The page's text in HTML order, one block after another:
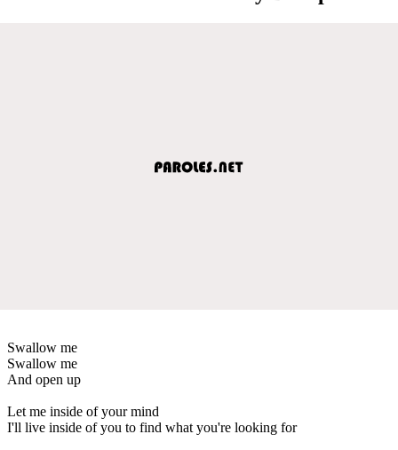
Swallow me
Swallow me
And open up
Let me inside of your mind
I'll live inside of you to find what you're looking for